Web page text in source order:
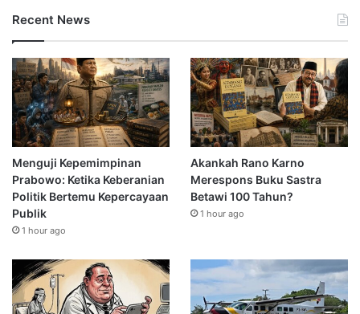
Recent News
Menguji Kepemimpinan
Prabowo: Ketika Keberanian
Politik Bertemu Kepercayaan
Publik
1 hour ago
Akankah Rano Karno
Merespons Buku Sastra
Betawi 100 Tahun?
1 hour ago